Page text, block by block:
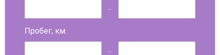
...
Пробег, км.
...